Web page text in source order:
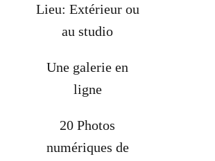
Lieu: Extérieur ou
au studio
Une galerie en
ligne
20 Photos
numériques de